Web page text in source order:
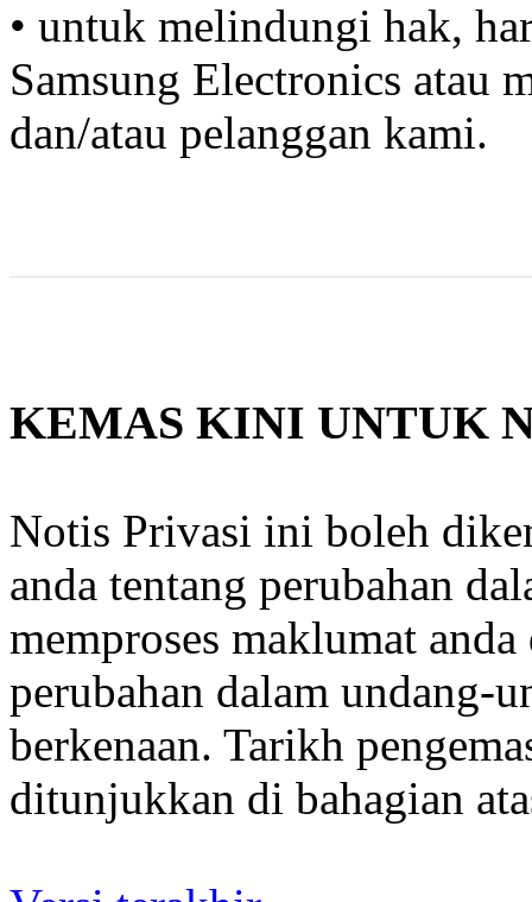
• untuk melindungi hak,
Samsung Electronics atau
dan/atau pelanggan kami.
KEMAS KINI UNTUK
Notis Privasi ini boleh
anda tentang perubahan
memproses maklumat
perubahan dalam undang-
berkenaan. Tarikh
ditunjukkan di bahagian